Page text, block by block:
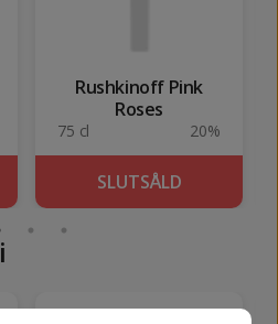
Rushkinoff Pink
Roses
75 cl 20%
SLUTSÅLD